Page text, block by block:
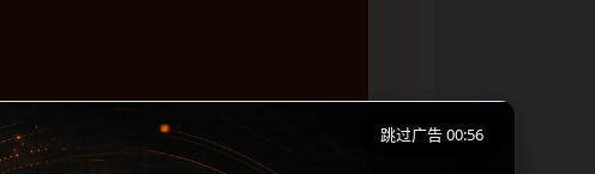
跳过广告 00:56